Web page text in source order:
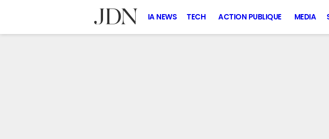
IA NEWS TECH ACTION PUBLIQUE MEDIA